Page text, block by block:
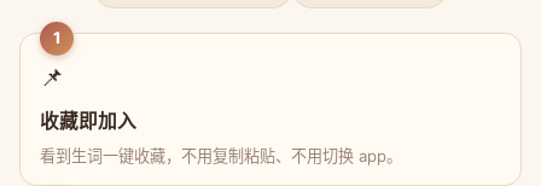
1
📌
收藏即加入
看到生词一键收藏，不用复制粘贴、不用切换 app。